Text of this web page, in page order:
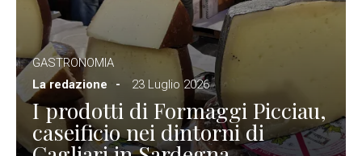
GASTRONOMIA
La redazione
23 Luglio 2026
I prodotti di Formaggi Picciau,
caseificio nei dintorni di